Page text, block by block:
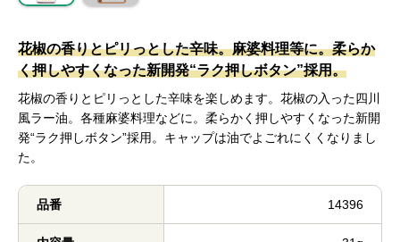
花椒の香りとピリっとした辛味。麻婆料理等に。柔らか
く押しやすくなった新開発“ラク押しボタン”採用。
花椒の香りとピリっとした辛味を楽しめます。花椒の入った四川
風ラー油。各種麻婆料理などに。柔らかく押しやすくなった新開
発“ラク押しボタン”採用。キャップは油でよごれにくくなりまし
た。
品番 14396